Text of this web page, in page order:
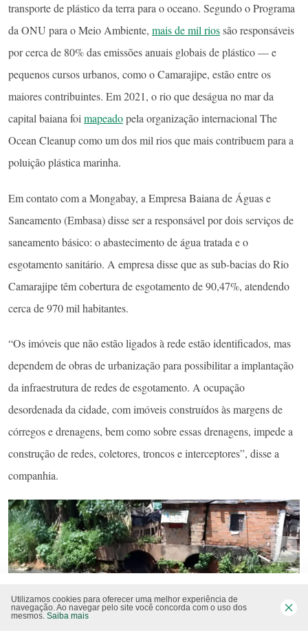
transporte de plástico da terra para o oceano. Segundo o Programa
da ONU para o Meio Ambiente, mais de mil riossão responsáveis
por cerca de 80% das emissões anuais globais de plástico — e
pequenos cursos urbanos, como o Camarajipe, estão entre os
maiores contribuintes. Em 2021, o rio que deságua no mar da
capital baiana foimapeadopela organização internacional The
Ocean Cleanup como um dos mil rios que mais contribuem para a
poluição plástica marinha.
Em contato com a Mongabay, a Empresa Baiana de Águas e
Saneamento (Embasa) disse ser a responsável por dois serviços de
saneamento básico: o abastecimento de água tratada e o
esgotamento sanitário. A empresa disse que as sub-bacias do Rio
Camarajipe têm cobertura de esgotamento de 90,47%, atendendo
cerca de 970 mil habitantes.
“Os imóveis que não estão ligados à rede estão identificados, mas
dependem de obras de urbanização para possibilitar a implantação
da infraestrutura de redes de esgotamento. A ocupação
desordenada da cidade, com imóveis construídos às margens de
córregos e drenagens, bem como sobre essas drenagens, impede a
construção de redes, coletores, troncos e interceptores”, disse a
companhia.
Utilizamos cookies para oferecer uma melhor experiência de
navegação. Ao navegar pelo site você concorda com o uso dos
mesmos. Saiba mais